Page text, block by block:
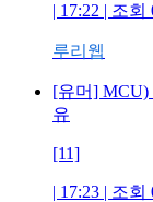
| 17:22 | 조회
루리웹
[유머] MCU)
유
[11]
| 17:23 | 조회